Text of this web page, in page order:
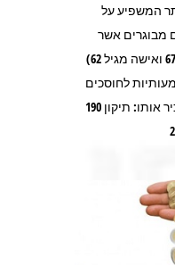
ביותר המשפיע על
מבוגרים אשר
הגיעו לגיל פרישה. (גבר מגיל 67 ואישה מגיל 62)
לחוסכים
ואף ליורשיהם, ולכן חשוב להכיר אותו: תיקון 190